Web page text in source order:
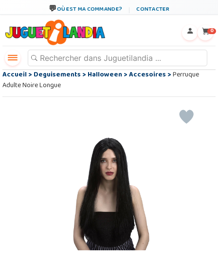
OÙ EST MA COMMANDE? CONTACTER
0
Accueil>Deguisements>Halloween>Accesoires>Perruque
Adulte Noire Longue